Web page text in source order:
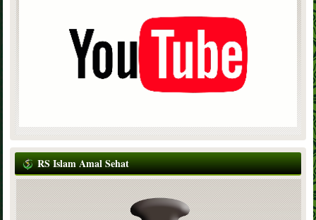
RS Islam Amal Sehat